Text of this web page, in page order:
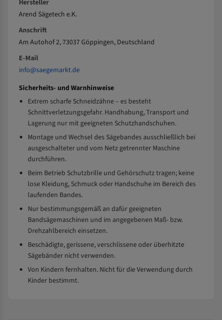
Hersteller
Arend Sägetech e.K.
Anschrift
Am Autohof 2, 73037 Göppingen, Deutschland
E-Mail
info@saegemarkt.de
Sicherheits- und Warnhinweise
Extrem scharfe Schneidzähne – es besteht
Schnittverletzungsgefahr. Handhabung, Transport und
Lagerung nur mit geeigneten Schutzhandschuhen.
Montage und Wechsel des Sägebandes ausschließlich bei
ausgeschalteter und vom Netz getrennter Maschine
durchführen.
Beim Betrieb Schutzbrille und Gehörschutz tragen; keine
lose Kleidung, Schmuck oder Handschuhe im Bereich des
laufenden Bandes.
Nur bestimmungsgemäß an dafür geeigneten
Bandsägemaschinen und im angegebenen Maß- bzw.
Drehzahlbereich einsetzen.
Beschädigte, gerissene, verschlissene oder überhitzte
Sägebänder nicht verwenden.
Von Kindern fernhalten. Nicht für die Verwendung durch
Kinder bestimmt.